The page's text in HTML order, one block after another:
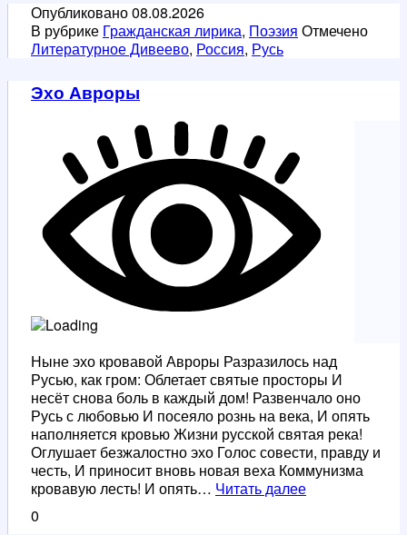
Опубликовано08.08.2026
В рубрике Гражданская лирика, Поэзия Отмечено
Литературное Дивеево, Россия, Русь
Эхо Авроры
Ныне эхо кровавой Авроры Разразилось над
Русью, как гром: Облетает святые просторы И
несёт снова боль в каждый дом! Развенчало оно
Русь с любовью И посеяло рознь на века, И опять
наполняется кровью Жизни русской святая река!
Оглушает безжалостно эхо Голос совести, правду и
честь, И приносит вновь новая веха Коммунизма
кровавую лесть! И опять… Читать далееЭхо
0